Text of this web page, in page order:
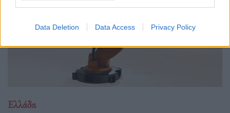
Data Deletion Data Access Privacy Policy
Ελλάδα